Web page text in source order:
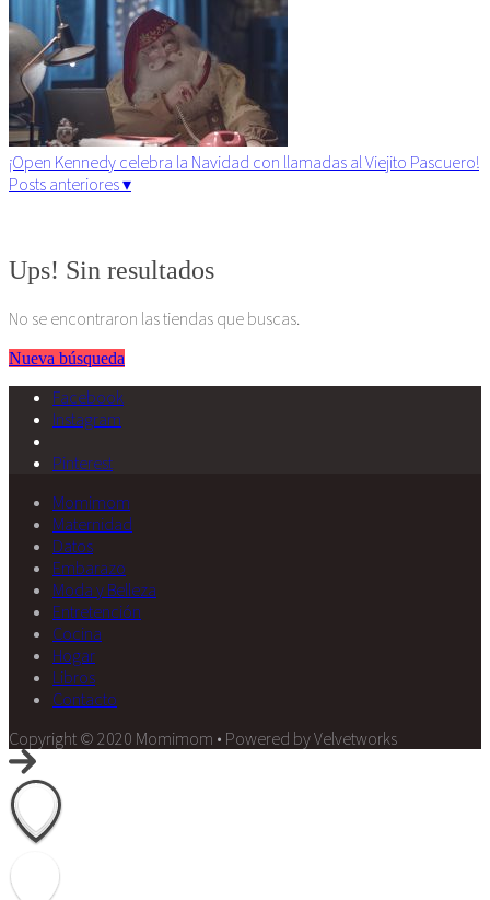
¡Open Kennedy celebra la Navidad con llamadas al Viejito Pascuero!
Posts anteriores ▾
Ups! Sin resultados
No se encontraron las tiendas que buscas.
Nueva búsqueda
Facebook
Instagram
Pinterest
Momimom
Maternidad
Datos
Embarazo
Moda y Belleza
Entretención
Cocina
Hogar
Libros
Contacto
Copyright © 2020 Momimom • Powered by Velvetworks